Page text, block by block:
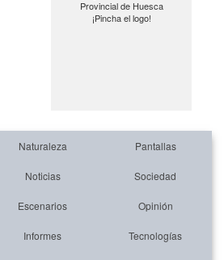
Provincial de Huesca
¡Pincha el logo!
Naturaleza Pantallas
Noticias Sociedad
Escenarios Opinión
Informes Tecnologías